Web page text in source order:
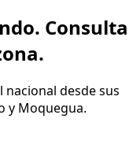
Consulta
desde sus
y Moquegua.